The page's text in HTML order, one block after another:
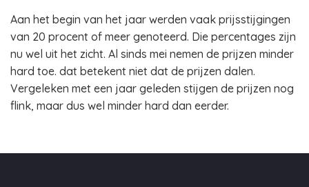
Aan het begin van het jaar werden vaak prijsstijgingen
van 20 procent of meer genoteerd. Die percentages zijn
nu wel uit het zicht. Al sinds mei nemen de prijzen minder
hard toe. dat betekent niet dat de prijzen dalen.
Vergeleken met een jaar geleden stijgen de prijzen nog
flink, maar dus wel minder hard dan eerder.